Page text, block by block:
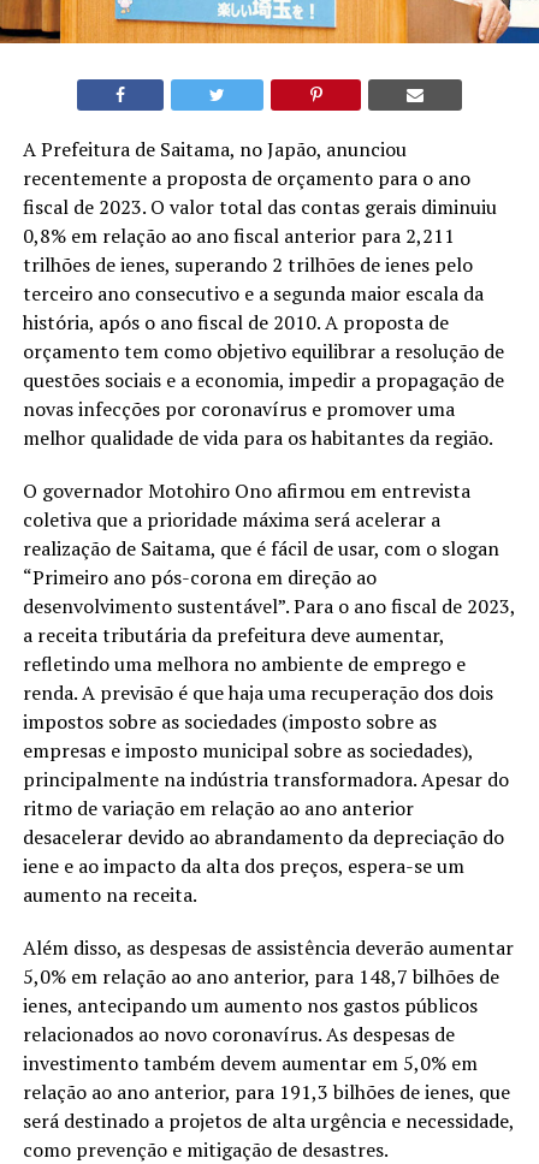
A Prefeitura de Saitama, no Japão, anunciou
recentemente a proposta de orçamento para o ano
fiscal de 2023. O valor total das contas gerais diminuiu
0,8% em relação ao ano fiscal anterior para 2,211
trilhões de ienes, superando 2 trilhões de ienes pelo
terceiro ano consecutivo e a segunda maior escala da
história, após o ano fiscal de 2010. A proposta de
orçamento tem como objetivo equilibrar a resolução de
questões sociais e a economia, impedir a propagação de
novas infecções por coronavírus e promover uma
melhor qualidade de vida para os habitantes da região.
O governador Motohiro Ono afirmou em entrevista
coletiva que a prioridade máxima será acelerar a
realização de Saitama, que é fácil de usar, com o slogan
“Primeiro ano pós-corona em direção ao
desenvolvimento sustentável”. Para o ano fiscal de 2023,
a receita tributária da prefeitura deve aumentar,
refletindo uma melhora no ambiente de emprego e
renda. A previsão é que haja uma recuperação dos dois
impostos sobre as sociedades (imposto sobre as
empresas e imposto municipal sobre as sociedades),
principalmente na indústria transformadora. Apesar do
ritmo de variação em relação ao ano anterior
desacelerar devido ao abrandamento da depreciação do
iene e ao impacto da alta dos preços, espera-se um
aumento na receita.
Além disso, as despesas de assistência deverão aumentar
5,0% em relação ao ano anterior, para 148,7 bilhões de
ienes, antecipando um aumento nos gastos públicos
relacionados ao novo coronavírus. As despesas de
investimento também devem aumentar em 5,0% em
relação ao ano anterior, para 191,3 bilhões de ienes, que
será destinado a projetos de alta urgência e necessidade,
como prevenção e mitigação de desastres.